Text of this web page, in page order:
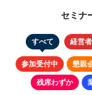
セミナ
すべて 経営
参加受付中 懇親
残席わずか